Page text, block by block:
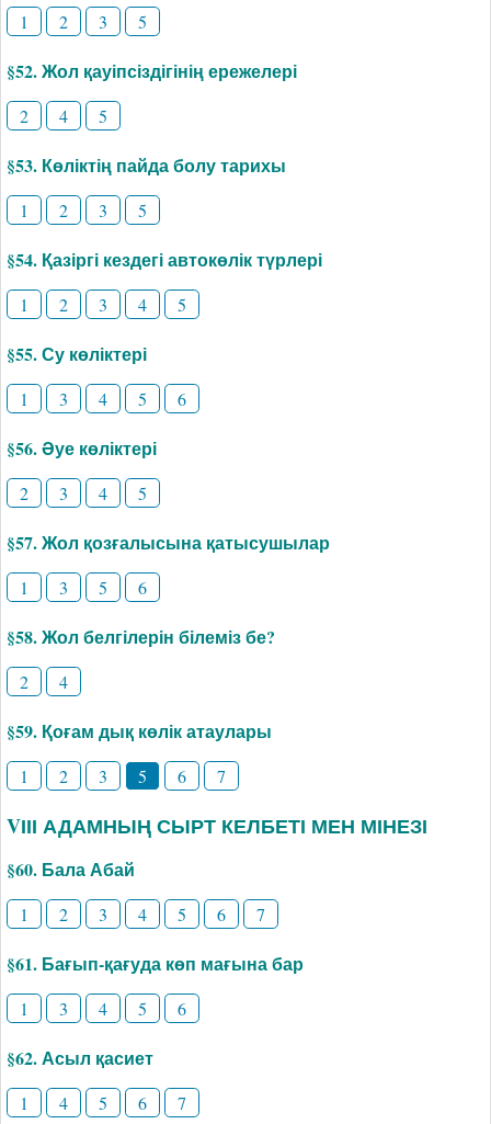
1 2 3 5
§52. Жол қауіпсіздігінің ережелері
2 4 5
§53. Көліктің пайда болу тарихы
1 2 3 5
§54. Қазіргі кездегі автокөлік түрлері
1 2 3 4 5
§55. Су көліктері
1 3 4 5 6
§56. Әуе көліктері
2 3 4 5
§57. Жол қозғалысына қатысушылар
1 3 5 6
§58. Жол белгілерін білеміз бе?
2 4
§59. Қоғам дық көлік атаулары
1 2 3 5 6 7
VІІІ АДАМНЫҢ СЫРТ КЕЛБЕТІ МЕН МІНЕЗІ
§60. Бала Абай
1 2 3 4 5 6 7
§61. Бағып-қағуда көп мағына бар
1 3 4 5 6
§62. Асыл қасиет
1 4 5 6 7